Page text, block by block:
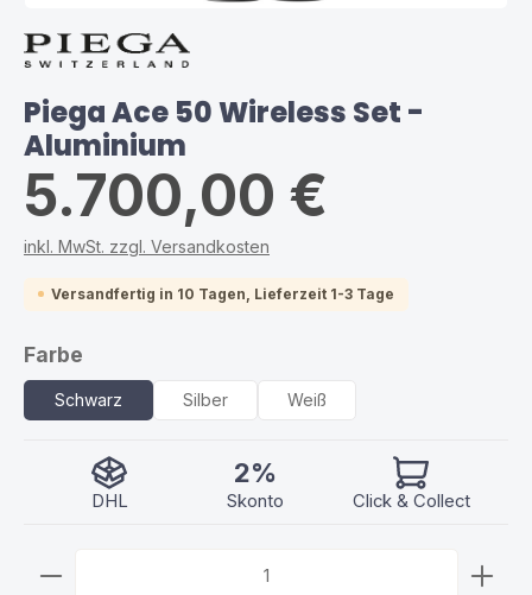
Piega Ace 50 Wireless Set -
Aluminium
5.700,00 €
inkl. MwSt. zzgl. Versandkosten
Versandfertig in 10 Tagen, Lieferzeit 1-3 Tage
Farbe
Schwarz Silber Weiß
DHL
2%
Skonto Click & Collect
Produkt Anzahl: Gib den gewünschten Wert ein